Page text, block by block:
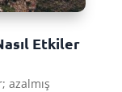
Etkiler
azalmış